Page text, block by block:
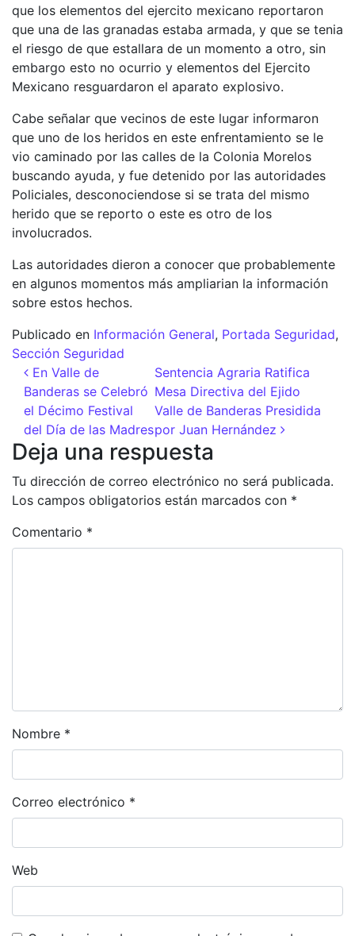
que los elementos del ejercito mexicano reportaron
que una de las granadas estaba armada, y que se tenia
el riesgo de que estallara de un momento a otro, sin
embargo esto no ocurrio y elementos del Ejercito
Mexicano resguardaron el aparato explosivo.
Cabe señalar que vecinos de este lugar informaron
que uno de los heridos en este enfrentamiento se le
vio caminado por las calles de la Colonia Morelos
buscando ayuda, y fue detenido por las autoridades
Policiales, desconociendose si se trata del mismo
herido que se reporto o este es otro de los
involucrados.
Las autoridades dieron a conocer que probablemente
en algunos momentos más ampliarian la información
sobre estos hechos.
Publicado en Información General, Portada Seguridad,
Sección Seguridad
Navegación de entradas
En Valle de
Banderas se Celebró
el Décimo Festival
del Día de las Madres
Sentencia Agraria Ratifica
Mesa Directiva del Ejido
Valle de Banderas Presidida
por Juan Hernández
Deja una respuesta
Tu dirección de correo electrónico no será publicada.
Los campos obligatorios están marcados con *
Comentario *
Nombre *
Correo electrónico *
Web